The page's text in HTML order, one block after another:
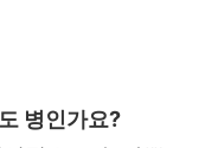
병인가요?